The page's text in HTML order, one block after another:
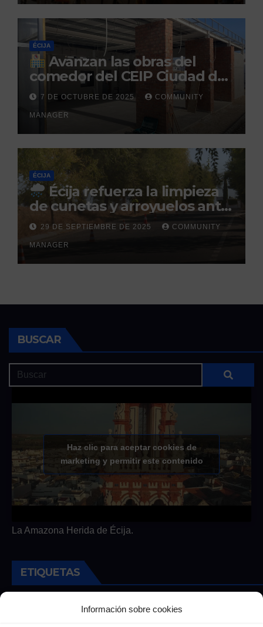
Información sobre cookies
ÉCIJA
Avanzan las obras del
comedor del CEIP Ciudad del
Sol: su finalización está
prevista para finales de 2025
7 DE OCTUBRE DE 2025 COMMUNITY
MANAGER
ÉCIJA
Écija refuerza la limpieza
de cunetas y arroyuelos ante
la llegada de las lluvias
otoñales
29 DE SEPTIEMBRE DE 2025 COMMUNITY
MANAGER
BUSCAR
Haz clic para aceptar cookies de
marketing y permitir este contenido
La Amazona Herida de Écija.
ETIQUETAS
Andalucía Cultura Deportes